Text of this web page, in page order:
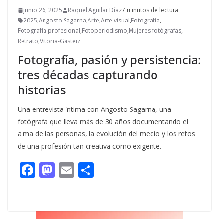
junio 26, 2025 Raquel Aguilar Díaz7 minutos de lectura
2025,Angosto Sagarna,Arte,Arte visual,Fotografía,
Fotografía profesional,Fotoperiodismo,Mujeres fotógrafas,
Retrato,Vitoria-Gasteiz
Fotografía, pasión y persistencia:
tres décadas capturando
historias
Una entrevista íntima con Angosto Sagarna, una
fotógrafa que lleva más de 30 años documentando el
alma de las personas, la evolución del medio y los retos
de una profesión tan creativa como exigente.
F M E